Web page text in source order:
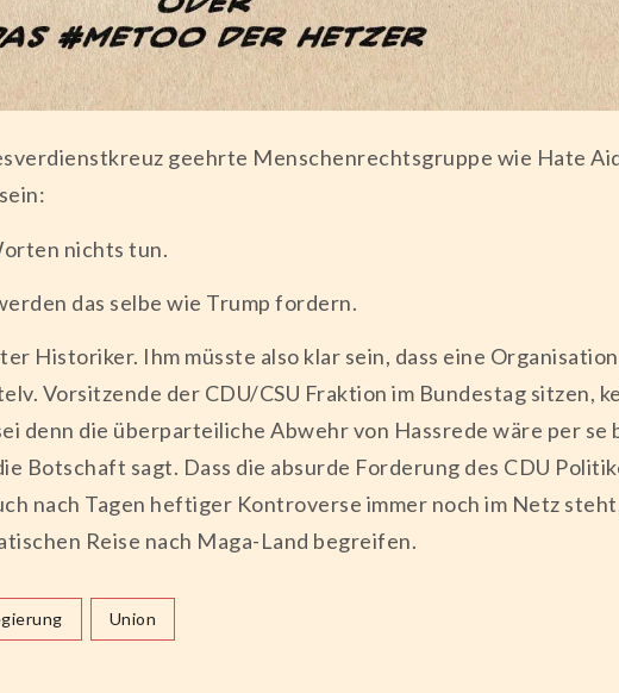
geehrte Menschenrechtsgruppe wie Hate
nichts tun.
das selbe wie Trump fordern.
Historiker. Ihm müsste also klar sein, dass eine
Vorsitzende der CDU/CSU Fraktion im Bundestag sitzen,
denn die überparteiliche Abwehr von Hassrede wäre per se
Botschaft sagt. Dass die absurde Forderung des CDU
nach Tagen heftiger Kontroverse immer noch im Netz
Reise nach Maga-Land begreifen.
Union